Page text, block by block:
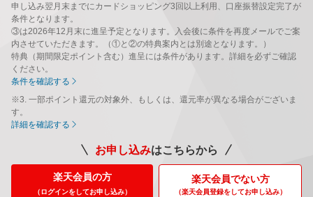
申し込み翌月末までにカードショッピング3回以上利用、口座振替設定完了が
条件となります。
③は2026年12月末に進呈予定となります。入会後に条件を再度メールでご案
内させていただきます。（①と②の特典案内とは別途となります。）
特典（期間限定ポイント含む）進呈には条件があります。詳細を必ずご確認
ください。
条件を確認する
※3. 一部ポイント還元の対象外、もしくは、還元率が異なる場合がございま
す。
詳細を確認する
お申し込みはこちらから
楽天会員の方
（ログインをしてお申し込み）
楽天会員でない方
（楽天会員登録をしてお申し込み）